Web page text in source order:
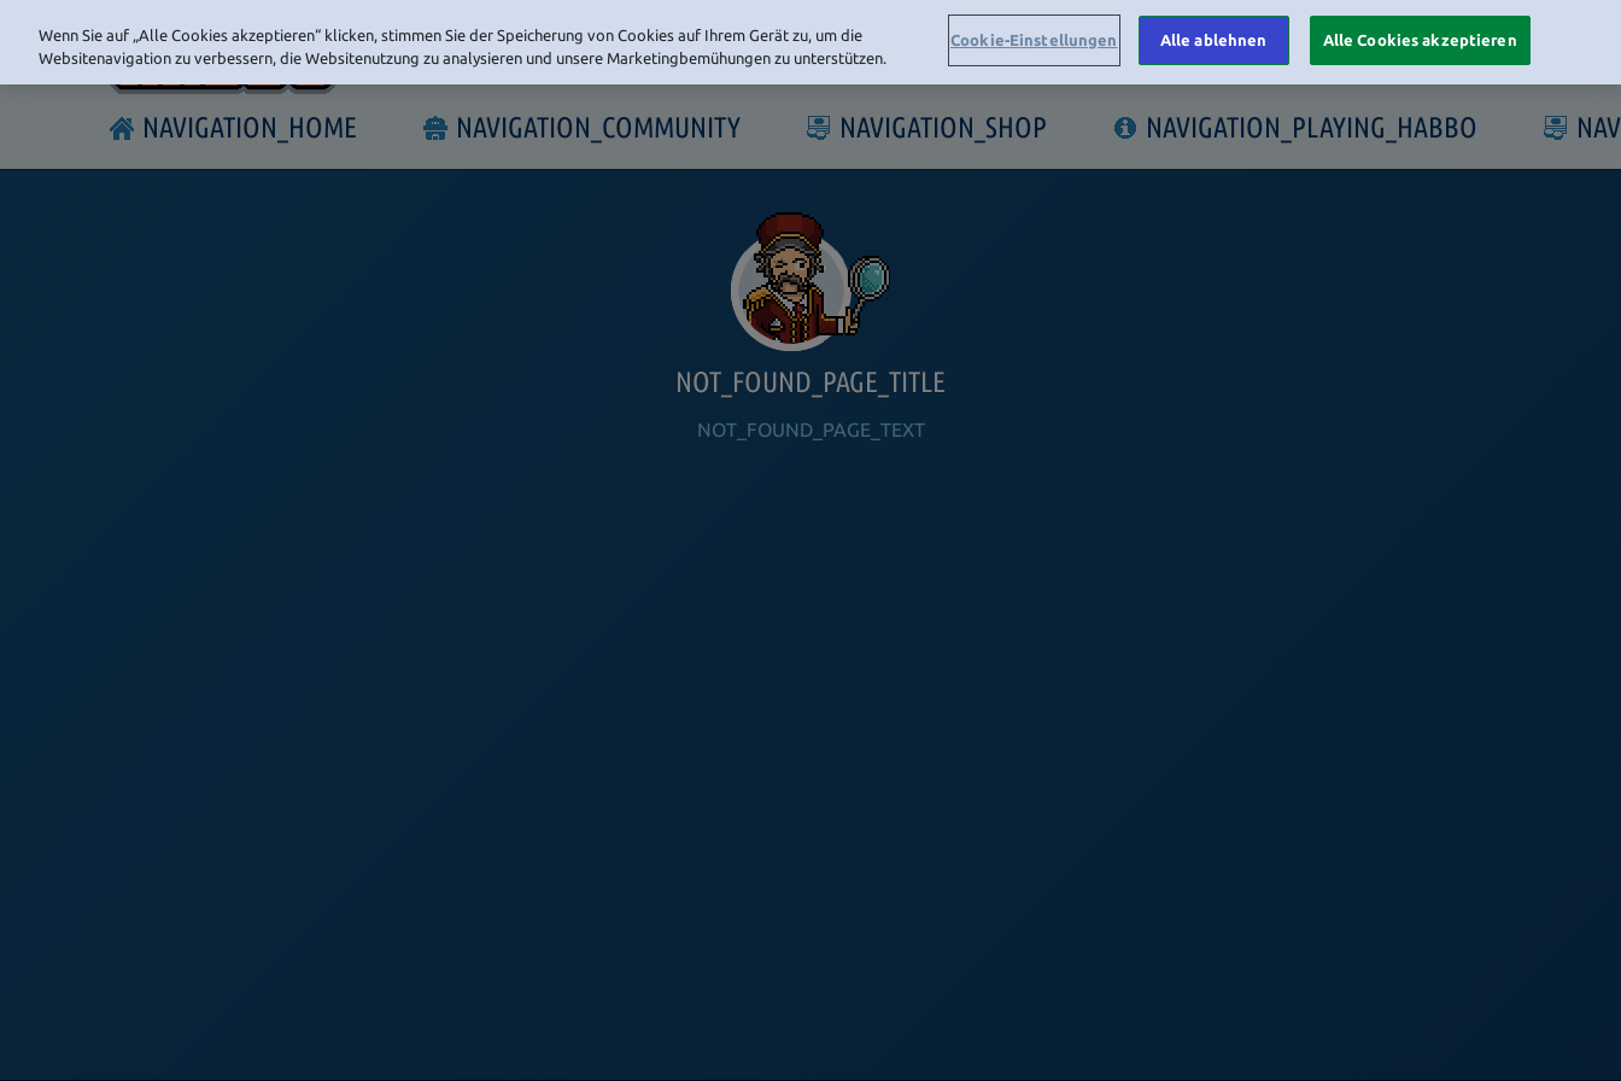
LOGIN
NAVIGATION_HOME NAVIGATION_COMMUNITY NAVIGATION_SHOP NAVIGATION_PLAYING_HABBO
NOT_FOUND_PAGE_TITLE
NOT_FOUND_PAGE_TEXT
Wenn Sie auf „Alle Cookies akzeptieren“ klicken, stimmen Sie der Speicherung von Cookies auf Ihrem Gerät zu, um die
Websitenavigation zu verbessern, die Websitenutzung zu analysieren und unsere Marketingbemühungen zu unterstützen.
Cookie-Einstellungen Alle ablehnen Alle Cookies akzeptieren